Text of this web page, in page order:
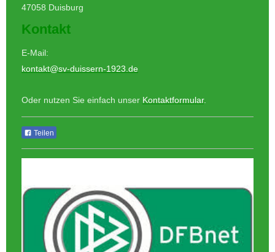
47058 Duisburg
Kontakt
E-Mail:
kontakt@sv-duissern-1923.de
Oder nutzen Sie einfach unser Kontaktformular.
Teilen